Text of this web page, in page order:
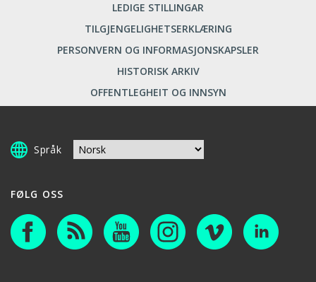
LEDIGE STILLINGAR
TILGJENGELIGHETSERKLÆRING
PERSONVERN OG INFORMASJONSKAPSLER
HISTORISK ARKIV
OFFENTLEGHEIT OG INNSYN
Språk
FØLG OSS